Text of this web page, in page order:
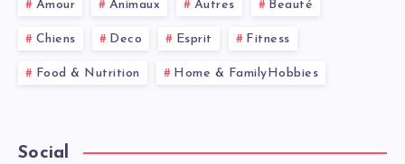
Amour Animaux Autres Beauté
Chiens Deco Esprit Fitness
Food & Nutrition Home & FamilyHobbies
Social